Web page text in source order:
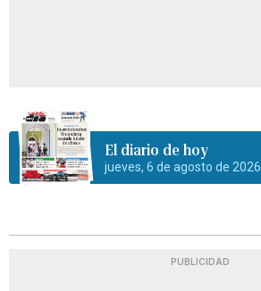
El diario de hoy
jueves, 6 de agosto de 2026
PUBLICIDAD